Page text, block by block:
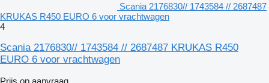
Scania 2176830// 1743584 // 2687487
KRUKAS R450 EURO 6 voor vrachtwagen
4
Scania 2176830// 1743584 // 2687487 KRUKAS R450
EURO 6 voor vrachtwagen
Prijs op aanvraag